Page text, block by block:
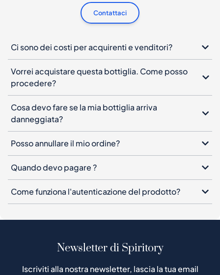
Contattaci
Ci sono dei costi per acquirenti e venditori?
Vorrei acquistare questa bottiglia. Come posso
procedere?
Cosa devo fare se la mia bottiglia arriva
danneggiata?
Posso annullare il mio ordine?
Quando devo pagare ?
Come funziona l'autenticazione del prodotto?
Newsletter di Spiritory
Iscriviti alla nostra newsletter, lascia la tua email